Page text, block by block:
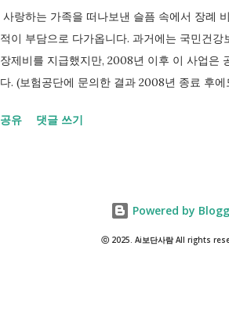
사랑하는 가족을 떠나보낸 슬픔 속에서 장례
적이 부담으로 다가옵니다. 과거에는 국민건강
장제비를 지급했지만, 2008년 이후 이 사업은
다. (보험공단에 문의한 결과 2008년 종료 후
보훈대상자 나 기초생활수급자 대상 지원 은
드립니다. 장례비 지원금. 장제비 지원. 1. 2026
재 정부와 지자체에서 운영하는 장례 관련 지
공유 댓글 쓰기
Powered by
ⓒ 2025. Ai보단사람 All rights